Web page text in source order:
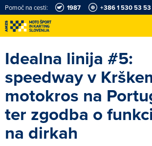
Pomoč na cesti: 1987 +386 1 530 53 53
Idealna linija #5:
speedway v
motokros na
ter zgodba o
na dirkah